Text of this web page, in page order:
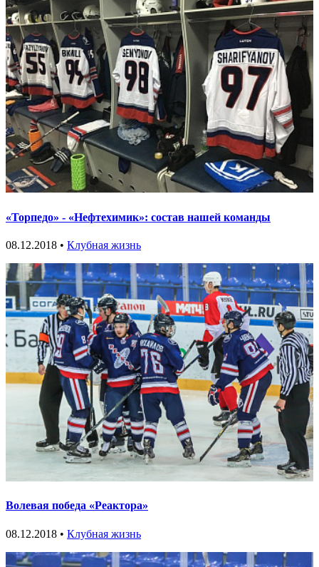
«Торпедо» - «Нефтехимик»: состав нашей команды
08.12.2018 • Клубная жизнь
Волевая победа «Реактора»
08.12.2018 • Клубная жизнь